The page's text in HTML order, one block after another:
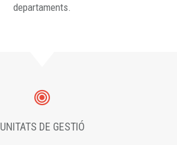
departaments.
UNITATS DE GESTIÓ